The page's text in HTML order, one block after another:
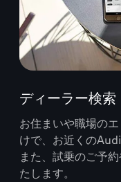
ディーラー検索
お住まいや職場の
けで、お近くの
また、試乗のご予
たします。